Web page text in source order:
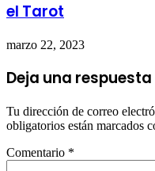
el Tarot
marzo 22, 2023
Deja una respuesta
Tu dirección de correo
obligatorios están marcados
Comentario *